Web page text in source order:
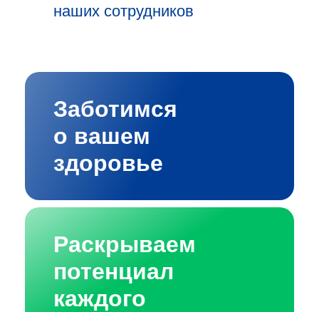
наших сотрудников
Заботимся
о вашем
здоровье
Раскрываем
потенциал
каждого